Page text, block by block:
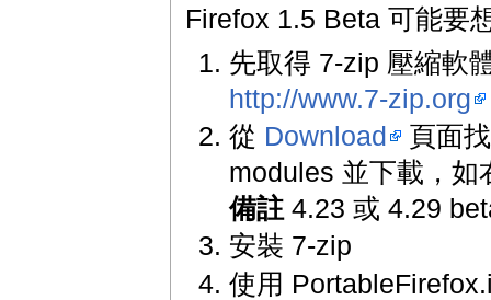
Firefox 1.5 Beta 可能要
先取得 7-zip 壓縮軟
http://www.7-zip.org
從 Download
頁面
modules 並下載，如
備註 4.23 或 4.29
安裝 7-zip
使用